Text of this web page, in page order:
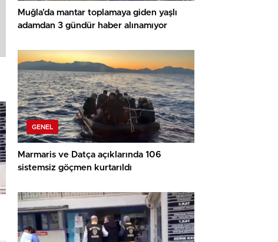
Muğla’da mantar toplamaya giden yaşlı
adamdan 3 gündür haber alınamıyor
GENEL
Marmaris ve Datça açıklarında 106
sistemsiz göçmen kurtarıldı